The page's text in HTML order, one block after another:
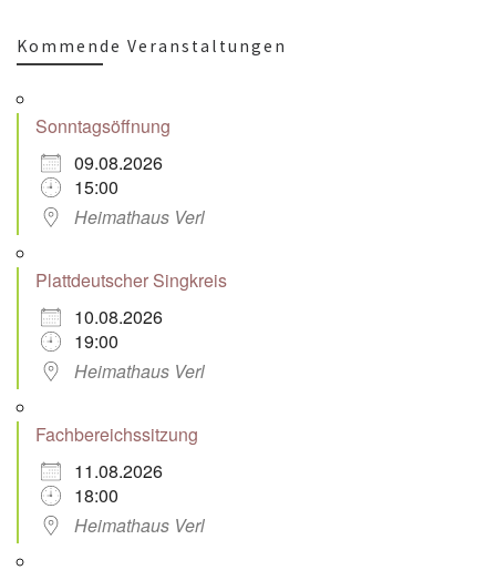
Kommende Veranstaltungen
Sonntagsöffnung
09.08.2026
15:00
Heimathaus Verl
Plattdeutscher Singkreis
10.08.2026
19:00
Heimathaus Verl
Fachbereichssitzung
11.08.2026
18:00
Heimathaus Verl